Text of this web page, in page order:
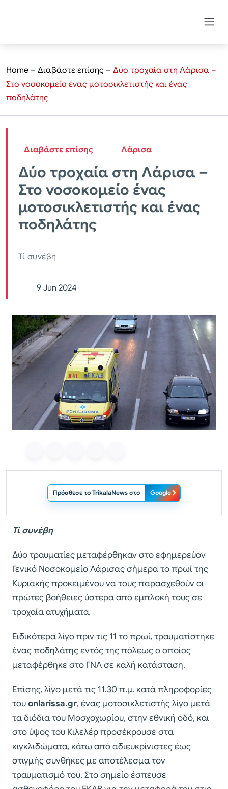
Home – Διαβάστε επίσης – Δύο τροχαία στη Λάρισα –
Στο νοσοκομείο ένας μοτοσικλετιστής και ένας
ποδηλάτης
Διαβάστε επίσης Λάρισα
Δύο τροχαία στη Λάρισα –
Στο νοσοκομείο ένας
μοτοσικλετιστής και ένας
ποδηλάτης
Τί συνέβη
9 Jun 2024
Πρόσθεσε το TrikalaNews στο Google
Τί συνέβη
Δύο τραυματίες μεταφέρθηκαν στο εφημερεύον
Γενικό Νοσοκομείο Λάρισας σήμερα το πρωί της
Κυριακής προκειμένου να τους παρασχεθούν οι
πρώτες βοήθειες ύστερα από εμπλοκή τους σε
τροχαία ατυχήματα.
Ειδικότερα λίγο πριν τις 11 το πρωί, τραυματίστηκε
ένας ποδηλάτης εντός της πόλεως ο οποίος
μεταφέρθηκε στο ΓΝΛ σε καλή κατάσταση.
Επίσης, λίγο μετά τις 11.30 π.μ. κατά πληροφορίες
τουonlarissa.gr, ένας μοτοσικλετιστής λίγο μετά
τα διόδια του Μοσχοχωρίου, στην εθνική οδό, και
στο ύψος του Κιλελέρ προσέκρουσε στα
κιγκλιδώματα, κάτω από αδιευκρίνιστες έως
στιγμής συνθήκες με αποτέλεσμα τον
τραυματισμό του. Στο σημείο έσπευσε